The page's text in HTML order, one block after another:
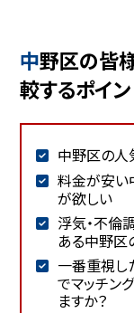
中野区の皆様が浮気・不倫調査選びで比
較するポイン
中野区の人
料金が安い
が欲しい
浮気・不倫
ある中野区
一番重視し
でマッチン
ますか？